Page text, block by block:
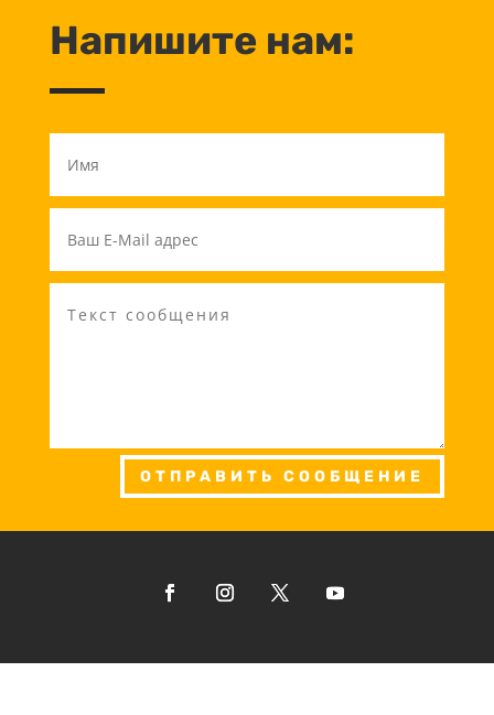
Напишите нам:
ОТПРАВИТЬ СООБЩЕНИЕ